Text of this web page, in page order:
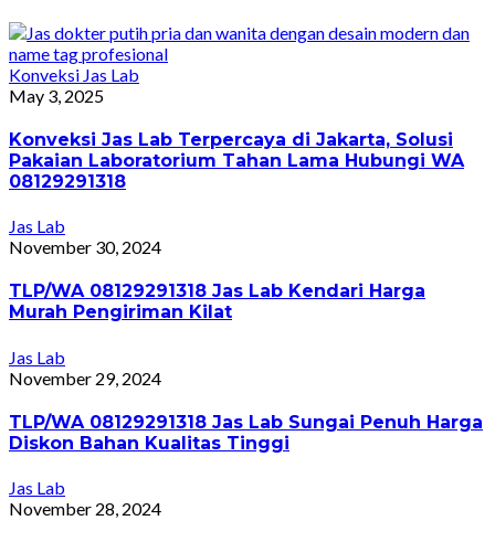
Konveksi Jas Lab
May 3, 2025
Konveksi Jas Lab Terpercaya di Jakarta, Solusi
Pakaian Laboratorium Tahan Lama Hubungi WA
08129291318
Jas Lab
November 30, 2024
TLP/WA 08129291318 Jas Lab Kendari Harga
Murah Pengiriman Kilat
Jas Lab
November 29, 2024
TLP/WA 08129291318 Jas Lab Sungai Penuh Harga
Diskon Bahan Kualitas Tinggi
Jas Lab
November 28, 2024